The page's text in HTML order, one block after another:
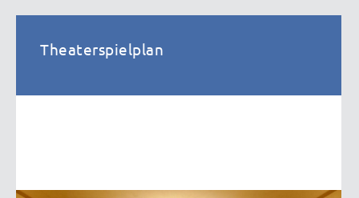
Theaterspielplan